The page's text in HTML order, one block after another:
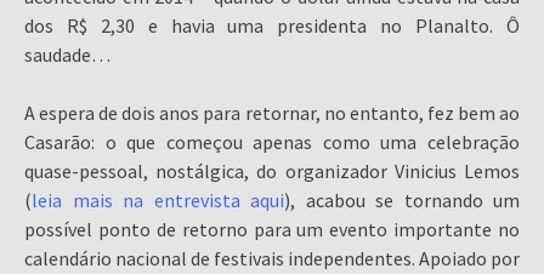
dos R$ 2,30 e havia uma presidenta no Planalto. Ô
saudade…
A espera de dois anos para retornar, no entanto, fez bem ao
Casarão: o que começou apenas como uma celebração
quase-pessoal, nostálgica, do organizador Vinicius Lemos
(leia mais na entrevista aqui), acabou se tornando um
possível ponto de retorno para um evento importante no
calendário nacional de festivais independentes. Apoiado por